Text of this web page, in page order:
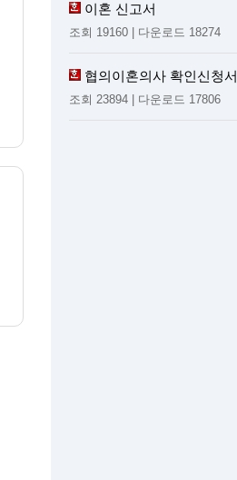
이혼 신고서
조회 19160 | 다운로드 18274
협의이혼의사 확인신청서
조회 23894 | 다운로드 17806